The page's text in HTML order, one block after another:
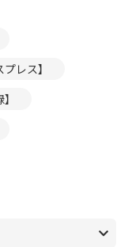
レス】